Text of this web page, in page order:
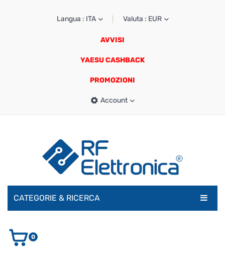
Langua : ITA Valuta : EUR
AVVISI
YAESU CASHBACK
PROMOZIONI
Account
CATEGORIE & RICERCA
AUDIO E VIDEO
0